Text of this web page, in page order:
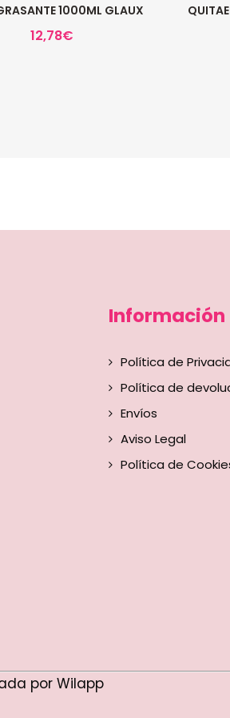
1000ML GLAUX
12,78€
Información
Política de
Política de
Envíos
Aviso Legal
Política de
por Wilapp